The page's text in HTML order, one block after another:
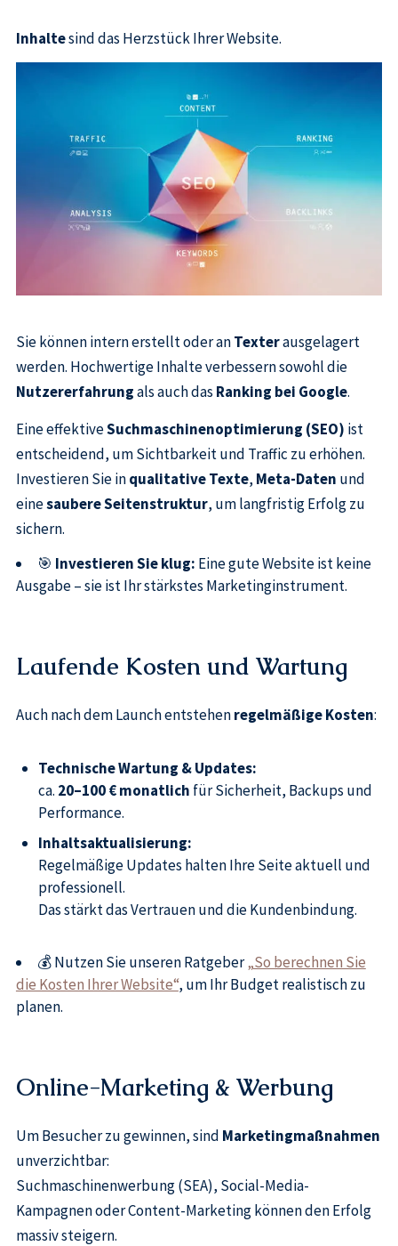
Inhaltesind das Herzstück Ihrer Website.
Sie können intern erstellt oder anTexterausgelagert
werden. Hochwertige Inhalte verbessern sowohl die
Nutzererfahrungals auch das Ranking bei Google.
Eine effektiveSuchmaschinenoptimierung (SEO) ist
entscheidend, um Sichtbarkeit und Traffic zu erhöhen.
Investieren Sie inqualitative Texte, Meta-Daten und
einesaubere Seitenstruktur, um langfristig Erfolg zu
sichern.
🎯 Investieren Sie klug: Eine gute Website ist keine
Ausgabe – sie ist Ihr stärkstes Marketinginstrument.
Laufende Kosten und Wartung
Auch nach dem Launch entstehenregelmäßige Kosten:
Technische Wartung & Updates:
ca. 20–100 € monatlich für Sicherheit, Backups und
Performance.
Inhaltsaktualisierung:
Regelmäßige Updates halten Ihre Seite aktuell und
professionell.
Das stärkt das Vertrauen und die Kundenbindung.
💰 Nutzen Sie unseren Ratgeber„So berechnen Sie
die Kosten Ihrer Website“, um Ihr Budget realistisch zu
planen.
Online-Marketing & Werbung
Um Besucher zu gewinnen, sind Marketingmaßnahmen
unverzichtbar:
Suchmaschinenwerbung (SEA), Social-Media-
Kampagnen oder Content-Marketing können den Erfolg
massiv steigern.